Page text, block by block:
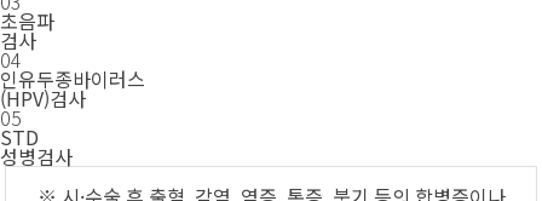
초음파
검사
04
인유두종바이러스
(HPV)검사
05
STD
성병검사